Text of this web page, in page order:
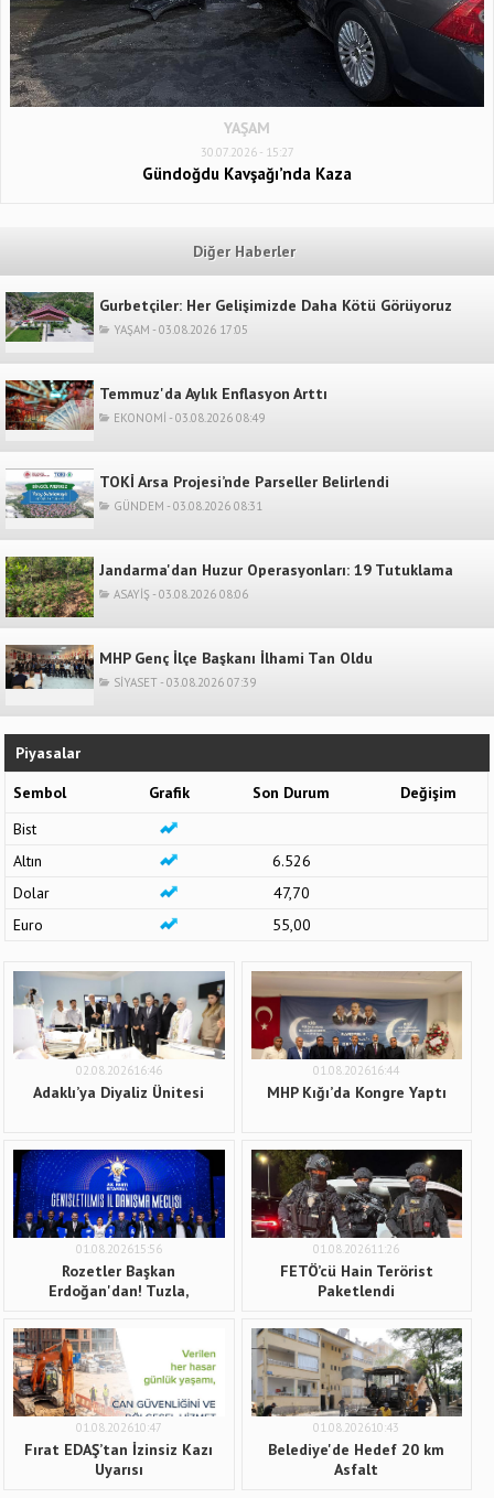
YAŞAM
30.07.2026 - 15:27
Gündoğdu Kavşağı’nda Kaza
Diğer Haberler
Gurbetçiler: Her Gelişimizde Daha Kötü Görüyoruz
YAŞAM - 03.08.2026 17:05
Temmuz'da Aylık Enflasyon Arttı
EKONOMİ - 03.08.2026 08:49
TOKİ Arsa Projesi’nde Parseller Belirlendi
GÜNDEM - 03.08.2026 08:31
Jandarma'dan Huzur Operasyonları: 19 Tutuklama
ASAYİŞ - 03.08.2026 08:06
MHP Genç İlçe Başkanı İlhami Tan Oldu
SİYASET - 03.08.2026 07:39
Piyasalar
Sembol
Grafik Son Durum
Değişim
Bist
Altın
6.526
Dolar
47,70
Euro
55,00
02.08.202616:46
Adaklı’ya Diyaliz Ünitesi
01.08.202616:44
MHP Kığı’da Kongre Yaptı
01.08.202615:56
Rozetler Başkan
Erdoğan'dan! Tuzla,
AK Parti'ye katıldı
01.08.202611:26
FETÖ’cü Hain Terörist
Paketlendi
01.08.202610:47
Fırat EDAŞ’tan İzinsiz Kazı
Uyarısı
01.08.202610:43
Belediye'de Hedef 20 km
Asfalt